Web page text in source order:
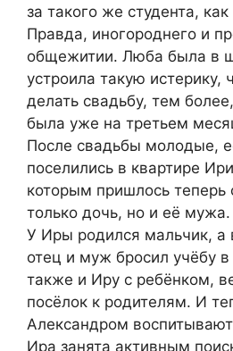
за такого же студента,
Правда, иногороднего и
общежитии. Люба была в
устроила такую истерику,
делать свадьбу, тем
была уже на третьем
После свадьбы молодые,
поселились в квартире
которым пришлось теперь
только дочь, но и её мужа.
У Иры родился мальчик, а
отец и муж бросил учёбу в
также и Иру с ребёнком,
посёлок к родителям. И
Александром
Ира занята активным